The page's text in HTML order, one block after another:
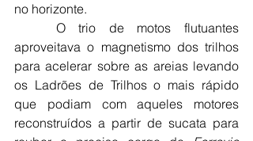
no horizonte.
aproveitava o magnetismo dos trilhos
para acelerar sobre as areias levando
os Ladrões de Trilhos o mais rápido
que podiam com aqueles motores
reconstruídos a partir de sucata para